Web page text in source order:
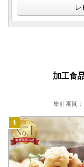
加工食
集計期間